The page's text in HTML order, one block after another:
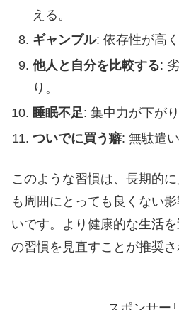
える。
ギャンブル: 依存性が高
他人と自分を比較する:
り。
睡眠不足: 集中力が下が
ついでに買う癖: 無駄遣
このような習慣は、長期的
も周囲にとっても良くない
いです。より健康的な生活
の習慣を見直すことが推奨さ